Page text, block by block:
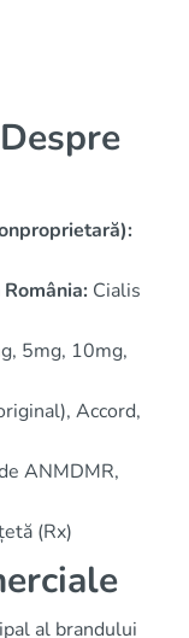
Cialis
5mg, 10mg,
Accord,
ANMDMR,
(Rx)
al brandului